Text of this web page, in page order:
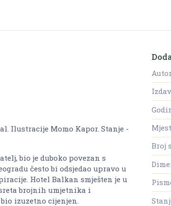
Ilustracije Momo Kapor. Stanje -
bio je duboko povezan s
često bi odsjedao upravo u
Hotel Balkan smješten je u
brojnih umjetnika i
izuzetno cijenjen.
Broj